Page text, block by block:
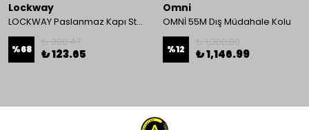
Lockway
LOCKWAY Paslanmaz Kapı Stoperi
%68 ₺ 123.65
Omni
OMNİ 55M Dış Müdahale Kolu
%12 ₺ 1,146.99